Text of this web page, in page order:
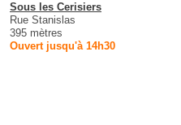
Sous les Cerisiers
Rue Stanislas
395 mètres
Ouvert jusqu'à 14h30